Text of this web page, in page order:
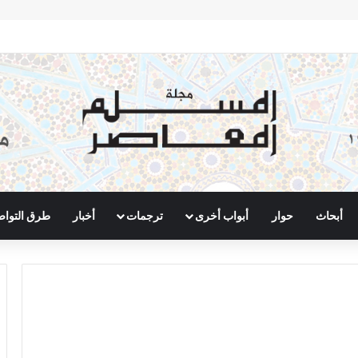
أبحاث حوار أبواب أخرى ترجمات أخبار طرق